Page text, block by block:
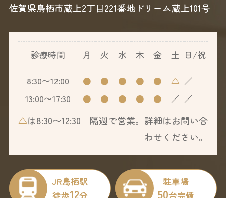
佐賀県⿃栖市蔵上2丁⽬221番地ドリーム蔵上101号
診療時間 月 火 水 木 金 土 日/祝
8:30〜12:00 ● ● ● ● ● △ ／
13:00〜17:30
● ● ● ● ● ／ ／
△は8:30〜12:30 隔週で営業。詳細はお問い合
わせください。
JR鳥栖駅
徒歩12分
駐車場
50台完備